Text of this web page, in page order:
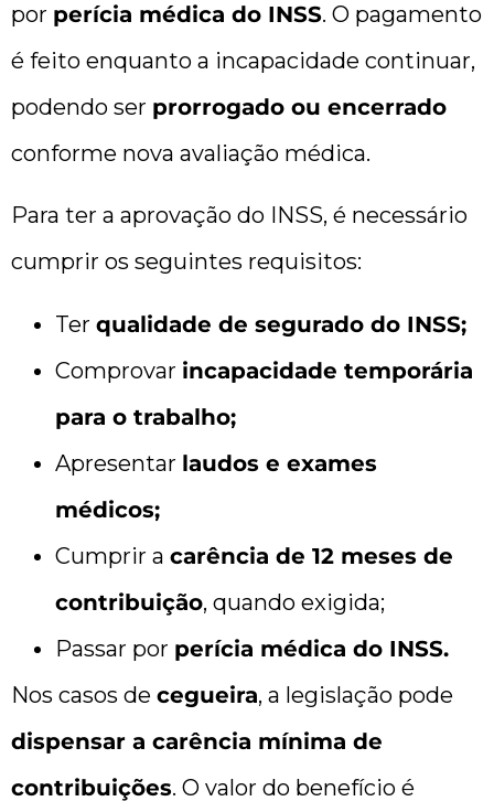
por perícia médica do INSS. O pagamento
é feito enquanto a incapacidade continuar,
podendo ser prorrogado ou encerrado
conforme nova avaliação médica.
Para ter a aprovação do INSS, é necessário
cumprir os seguintes requisitos:
Ter qualidade de segurado do INSS;
Comprovar incapacidade temporária
para o trabalho;
Apresentar laudos e exames
médicos;
Cumprir a carência de 12 meses de
contribuição, quando exigida;
Passar por perícia médica do INSS.
Nos casos de cegueira, a legislação pode
dispensar a carência mínima de
contribuições. O valor do benefício é